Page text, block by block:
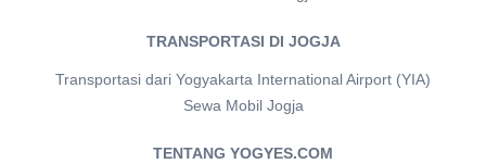
TRANSPORTASI DI JOGJA
Transportasi dari Yogyakarta International Airport (YIA)
Sewa Mobil Jogja
TENTANG YOGYES.COM